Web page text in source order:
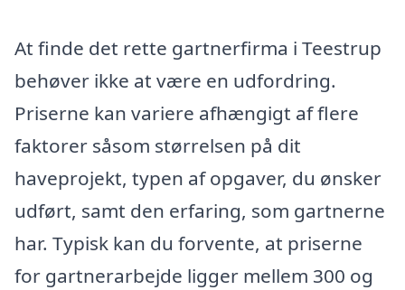
At finde det rette gartnerfirma i Teestrup
behøver ikke at være en udfordring.
Priserne kan variere afhængigt af flere
faktorer såsom størrelsen på dit
haveprojekt, typen af opgaver, du ønsker
udført, samt den erfaring, som gartnerne
har. Typisk kan du forvente, at priserne
for gartnerarbejde ligger mellem 300 og